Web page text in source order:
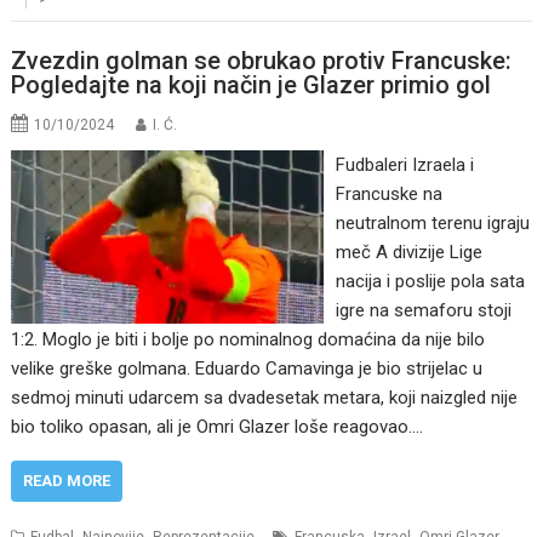
Zvezdin golman se obrukao protiv Francuske:
Pogledajte na koji način je Glazer primio gol
10/10/2024 I. Ć.
Fudbaleri Izraela i
Francuske na
neutralnom terenu igraju
meč A divizije Lige
nacija i poslije pola sata
igre na semaforu stoji
1:2. Moglo je biti i bolje po nominalnog domaćina da nije bilo
velike greške golmana. Eduardo Camavinga je bio strijelac u
sedmoj minuti udarcem sa dvadesetak metara, koji naizgled nije
bio toliko opasan, ali je Omri Glazer loše reagovao.…
READ MORE